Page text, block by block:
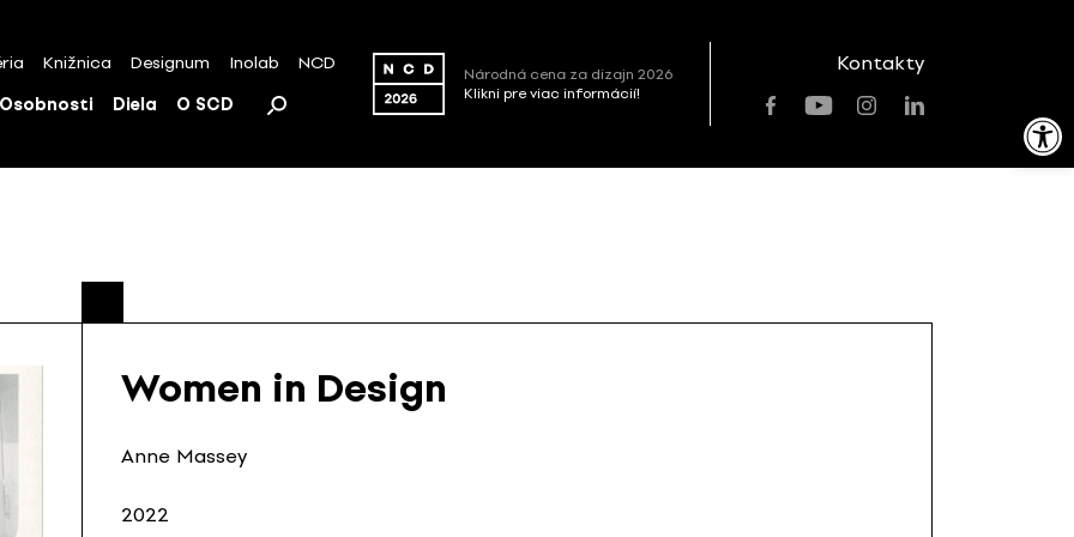
Open toolbar
Knižnica Designum Inolab NCD
Osobnosti Diela O SCD
Národná cena za dizajn 2026
Klikni pre viac informácií!
Kontakty
Women in Design
Anne Massey
2022